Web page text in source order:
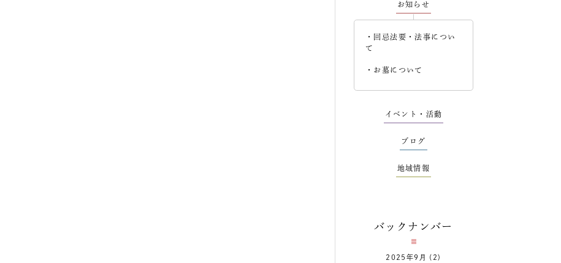
お知らせ
回忌法要・法事につい
て
お墓について
イベント・活動
ブログ
地域情報
バックナンバー
2025年9月 (2)